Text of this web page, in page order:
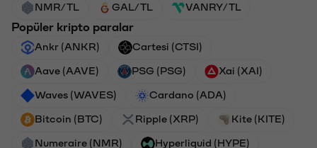
NMR/TL GAL/TL VANRY/TL
Popüler kripto paralar
Ankr (ANKR) Cartesi (CTSI)
Aave (AAVE) PSG (PSG) Xai (XAI)
Waves (WAVES) Cardano (ADA)
Bitcoin (BTC) Ripple (XRP) Kite (KITE)
Numeraire (NMR) Hyperliquid (HYPE)